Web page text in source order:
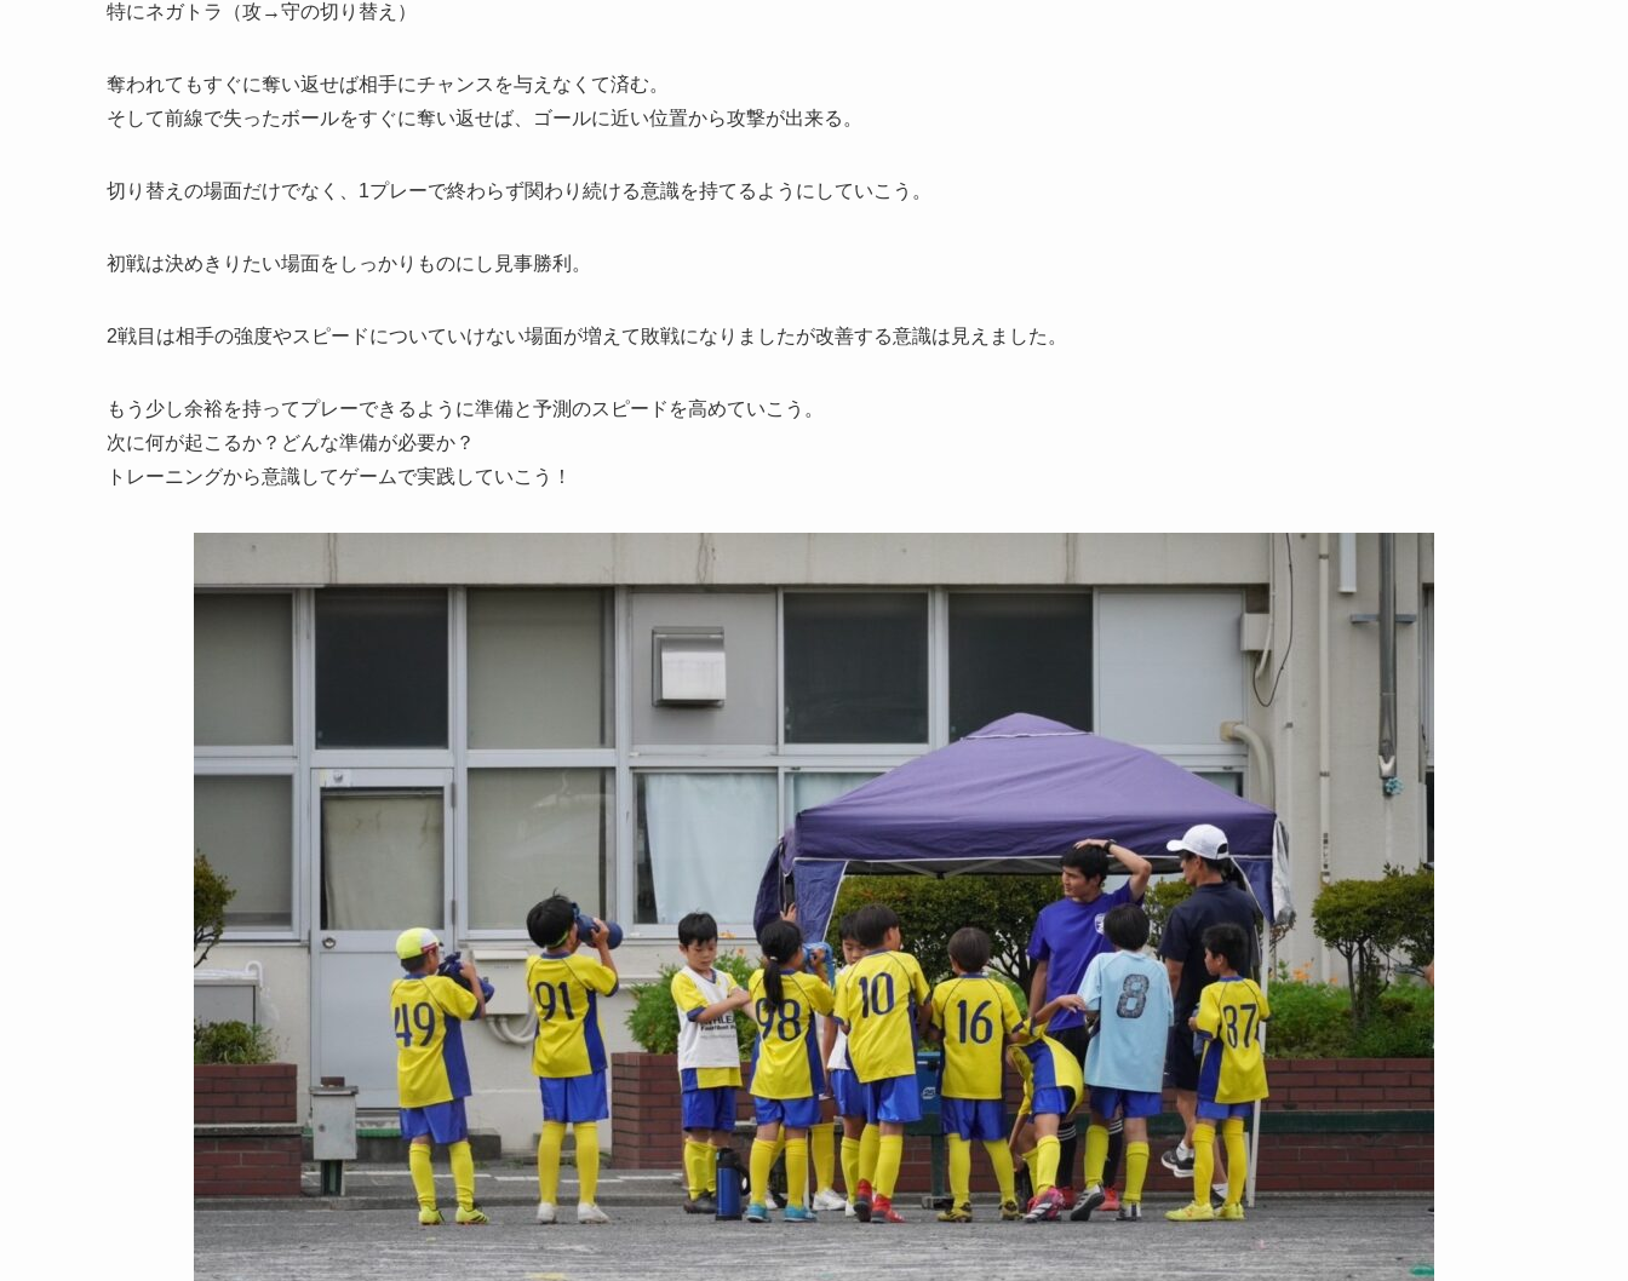
特にネガトラ（攻→守の切り替え）
奪われてもすぐに奪い返せば相手にチャンスを与えなくて済む。
そして前線で失ったボールをすぐに奪い返せば、ゴールに近い位置から攻撃が出来る。
切り替えの場面だけでなく、1プレーで終わらず関わり続ける意識を持てるようにしていこう。
初戦は決めきりたい場面をしっかりものにし見事勝利。
2戦目は相手の強度やスピードについていけない場面が増えて敗戦になりましたが改善する意識は見えました。
もう少し余裕を持ってプレーできるように準備と予測のスピードを高めていこう。
次に何が起こるか？どんな準備が必要か？
トレーニングから意識してゲームで実践していこう！